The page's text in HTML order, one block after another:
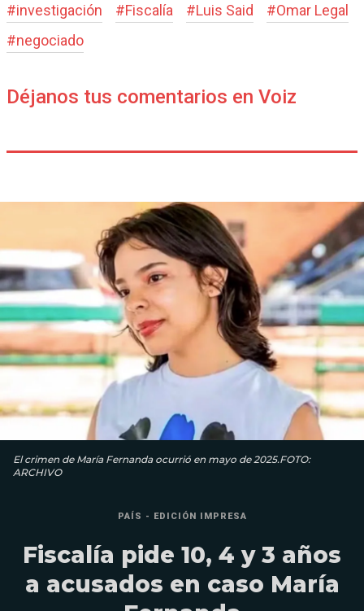
#investigación #Fiscalía #Luis Said #Omar Legal
#negociado
Déjanos tus comentarios en Voiz
El crimen de María Fernanda ocurrió en mayo de 2025.FOTO:
ARCHIVO
PAÍS - EDICIÓN IMPRESA
Fiscalía pide 10, 4 y 3 años
a acusados en caso María